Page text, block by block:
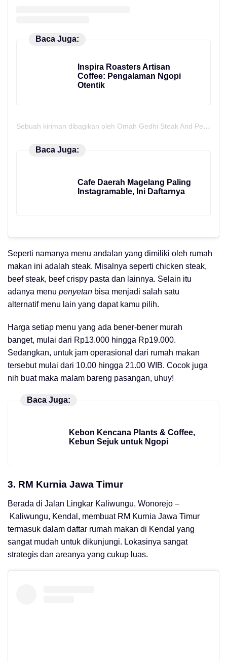
Baca Juga:
Inspira Roasters Artisan
Coffee: Pengalaman Ngopi
Otentik
Sebuah kiriman dibagikan oleh Omah Gedhi Steak And Penyet (@omahgedhi)
Baca Juga:
Cafe Daerah Magelang Paling
Instagramable, Ini Daftarnya
Seperti namanya menu andalan yang dimiliki oleh rumah
makan ini adalah steak. Misalnya seperti chicken steak,
beef steak, beef crispy pasta dan lainnya. Selain itu
adanya menu penyetan bisa menjadi salah satu
alternatif menu lain yang dapat kamu pilih.
Harga setiap menu yang ada bener-bener murah
banget, mulai dari Rp13.000 hingga Rp19.000.
Sedangkan, untuk jam operasional dari rumah makan
tersebut mulai dari 10.00 hingga 21.00 WIB. Cocok juga
nih buat maka malam bareng pasangan, uhuy!
Baca Juga:
Kebon Kencana Plants & Coffee,
Kebun Sejuk untuk Ngopi
3. RM Kurnia Jawa Timur
Berada di Jalan Lingkar Kaliwungu, Wonorejo –
Kaliwungu, Kendal, membuat RM Kurnia Jawa Timur
termasuk dalam daftar rumah makan di Kendal yang
sangat mudah untuk dikunjungi. Lokasinya sangat
strategis dan areanya yang cukup luas.